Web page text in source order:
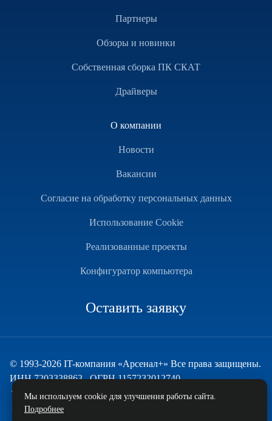
Партнеры
Обзоры и новинки
Собственная сборка ПК СКАТ
Драйверы
О компании
Новости
Вакансии
Согласие на обработку персональных данных
Использование Cookie
Реализованные проекты
Конфигуратор компьютера
Оставить заявку
© 1993-2026 IT-компания «Арсенал+» Все права защищены.
ИНН 7203338863 , ОГРН 1157232012740
Техническая поддержка
и развитие — ECHO
Мы используем cookie для улучшения работы сайта.
Подробнее